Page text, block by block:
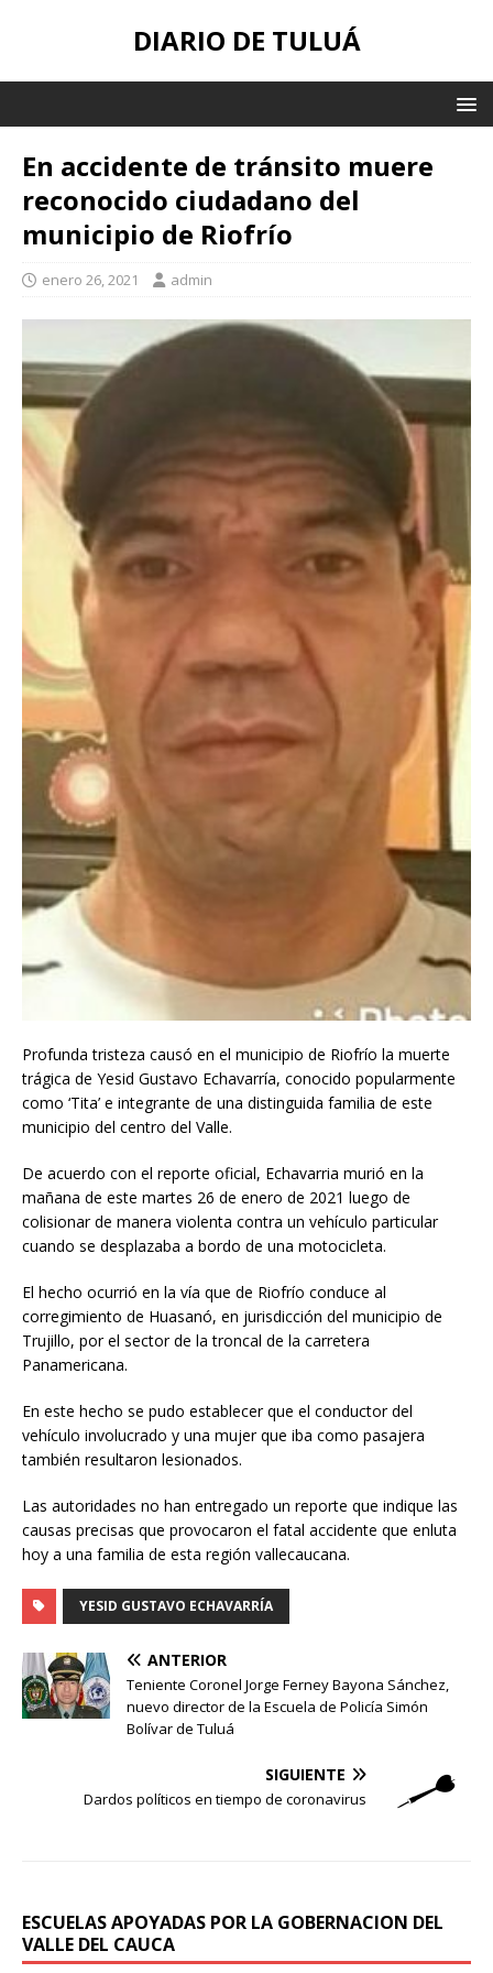
DIARIO DE TULUÁ
En accidente de tránsito muere
reconocido ciudadano del
municipio de Riofrío
enero 26, 2021 admin
Profunda tristeza causó en el municipio de Riofrío la muerte
trágica de Yesid Gustavo Echavarría, conocido popularmente
como ‘Tita’ e integrante de una distinguida familia de este
municipio del centro del Valle.
De acuerdo con el reporte oficial, Echavarria murió en la
mañana de este martes 26 de enero de 2021 luego de
colisionar de manera violenta contra un vehículo particular
cuando se desplazaba a bordo de una motocicleta.
El hecho ocurrió en la vía que de Riofrío conduce al
corregimiento de Huasanó, en jurisdicción del municipio de
Trujillo, por el sector de la troncal de la carretera
Panamericana.
En este hecho se pudo establecer que el conductor del
vehículo involucrado y una mujer que iba como pasajera
también resultaron lesionados.
Las autoridades no han entregado un reporte que indique las
causas precisas que provocaron el fatal accidente que enluta
hoy a una familia de esta región vallecaucana.
YESID GUSTAVO ECHAVARRÍA
ANTERIOR
Teniente Coronel Jorge Ferney Bayona Sánchez,
nuevo director de la Escuela de Policía Simón
Bolívar de Tuluá
SIGUIENTE
Dardos políticos en tiempo de coronavirus
ESCUELAS APOYADAS POR LA GOBERNACION DEL
VALLE DEL CAUCA